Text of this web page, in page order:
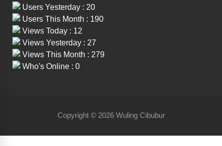
Users Yesterday : 20
Users This Month : 190
Views Today : 12
Views Yesterday : 27
Views This Month : 279
Who's Online : 0
Copyright © 2026 Wuling Cibubur